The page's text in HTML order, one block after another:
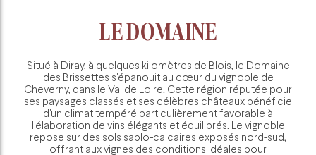
LE DOMAINE
Situé à Diray, à quelques kilomètres de Blois, le Domaine
des Brissettes s'épanouit au cœur du vignoble de
Cheverny, dans le Val de Loire. Cette région réputée pour
ses paysages classés et ses célèbres châteaux bénéficie
d'un climat tempéré particulièrement favorable à
l'élaboration de vins élégants et équilibrés. Le vignoble
repose sur des sols sablo-calcaires exposés nord-sud,
offrant aux vignes des conditions idéales pour